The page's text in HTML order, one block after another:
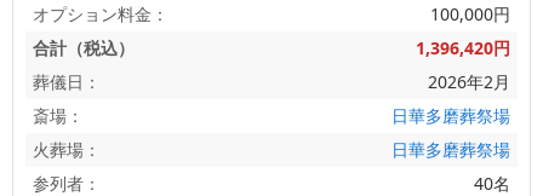
オプション料金：
100,000円
合計（税込）
1,396,420円
葬儀日：
2026年2月
斎場：
日華多磨葬祭場
火葬場：
日華多磨葬祭場
参列者：
40名